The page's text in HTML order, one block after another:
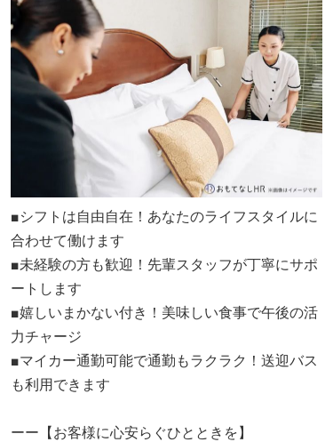
■シフトは自由自在！あなたのライフスタイルに
合わせて働けます
■未経験の方も歓迎！先輩スタッフが丁寧にサポ
ートします
■嬉しいまかない付き！美味しい食事で午後の活
力チャージ
■マイカー通勤可能で通勤もラクラク！送迎バス
も利用できます
ーー【お客様に心安らぐひとときを】